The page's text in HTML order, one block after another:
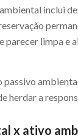
inclui
parecer limpa e
passivo
herdar a
x ativo